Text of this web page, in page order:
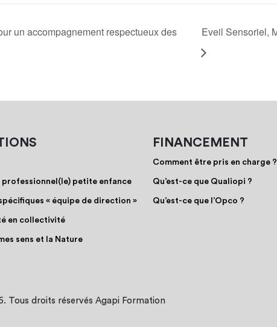
un accompagnement respectueux des
Eveil Sensoriel,
professionnel(le) petite enfance
« équipe de direction »
en collectivité
sens et la Nature
FINANCEMENT
Comment être pris en charge ?
Qu’est-ce que Qualiopi ?
Qu’est-ce que l’Opco ?
Tous droits réservés Agapi Formation